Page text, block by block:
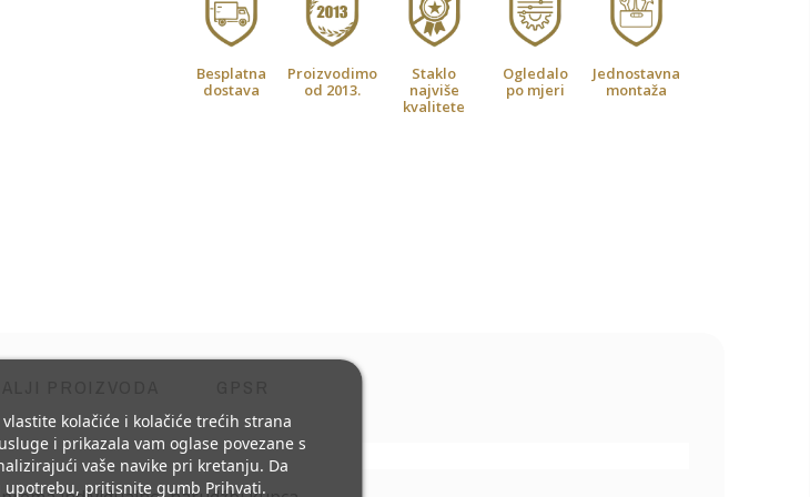
Besplatna
dostava
Proizvodimo
od 2013.
Staklo
najviše
kvalitete
Ogledalo
po mjeri
Jednostavna
montaža
kolačiće i kolačiće trećih strana
i prikazala vam oglase povezane s
vaše navike pri kretanju. Da
pritisnite gumb Prihvati.